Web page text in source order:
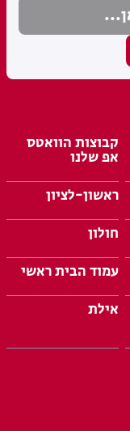
קבוצות הוואטס
אפ שלנו
ראשון-לציון
חולון
עמוד הבית ראשי
אילת